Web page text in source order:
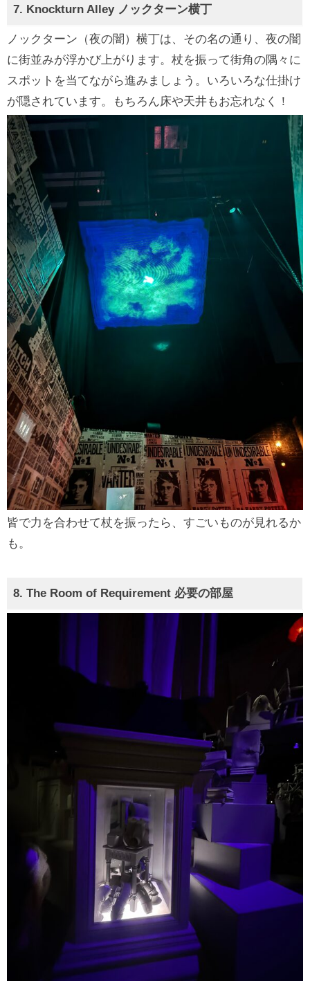
7. Knockturn Alley ノックターン横丁
ノックターン（夜の闇）横丁は、その名の通り、夜の闇
に街並みが浮かび上がります。杖を振って街角の隅々に
スポットを当てながら進みましょう。いろいろな仕掛け
が隠されています。もちろん床や天井もお忘れなく！
皆で力を合わせて杖を振ったら、すごいものが見れるか
も。
8. The Room of Requirement 必要の部屋